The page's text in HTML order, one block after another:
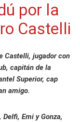
por la
Castelli
Castelli, jugador con
capitán de la
Superior, cap
amigo.
Emi y Gonza,